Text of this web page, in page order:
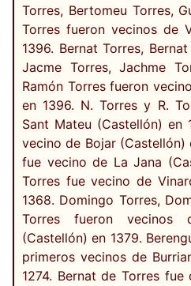
Torres, Bertomeu Torres,
Torres fueron vecinos de
1396. Bernat Torres,
Jacme Torres, Jachme
Ramón Torres fueron
en 1396. N. Torres y R.
Sant Mateu (Castellón) en
vecino de Bojar (Castellón)
fue vecino de La Jana
Torres fue vecino de
1368. Domingo Torres,
Torres fueron
(Castellón) en 1379.
primeros vecinos de
1274. Bernat de Torres